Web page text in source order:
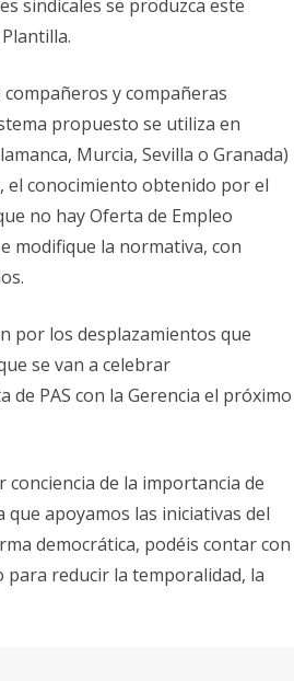
sindicales se produzca este
y compañeras
propuesto se utiliza en
Murcia, Sevilla o Granada)
el conocimiento obtenido por el
no hay Oferta de Empleo
modifique la normativa, con
por los desplazamientos que
se van a celebrar
PAS con la Gerencia el próximo
de la importancia de
apoyamos las iniciativas del
democrática, podéis contar con
para reducir la temporalidad, la